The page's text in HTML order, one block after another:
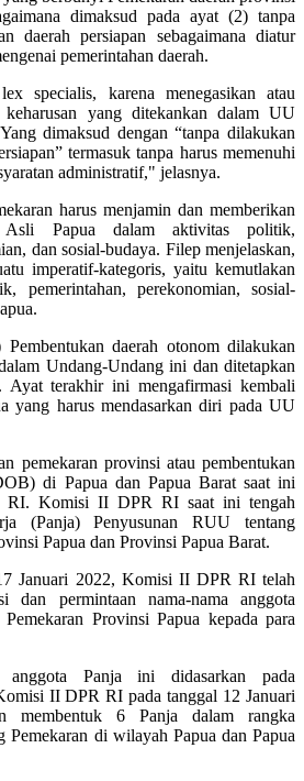
dimaksud pada ayat (2) tanpa
daerah persiapan sebagaimana diatur
pemerintahan daerah.
specialis, karena menegasikan atau
keharusan yang ditekankan dalam UU
dimaksud dengan “tanpa dilakukan
termasuk tanpa harus memenuhi
administratif," jelasnya.
harus menjamin dan memberikan
Papua dalam aktivitas politik,
dan sosial-budaya. Filep menjelaskan,
imperatif-kategoris, yaitu kemutlakan
pemerintahan, perekonomian, sosial-
daerah otonom dilakukan
Undang-Undang ini dan ditetapkan
Ayat terakhir ini mengafirmasi kembali
yang harus mendasarkan diri pada UU
pemekaran provinsi atau pembentukan
di Papua dan Papua Barat saat ini
RI. Komisi II DPR RI saat ini tengah
(Panja) Penyusunan RUU tentang
Papua dan Provinsi Papua Barat.
Januari 2022, Komisi II DPR RI telah
dan permintaan nama-nama anggota
Provinsi Papua kepada para
anggota Panja ini didasarkan pada
II DPR RI pada tanggal 12 Januari
membentuk 6 Panja dalam rangka
Pemekaran di wilayah Papua dan Papua